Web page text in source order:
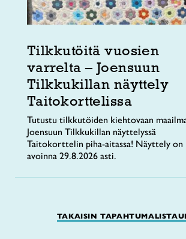
Tilkkutöitä vuosien
varrelta – Joensuun
Tilkkukillan näyttely
Taitokorttelissa
Tutustu tilkkutöiden kiehtovaan
Joensuun Tilkkukillan näyttelyssä
Taitokorttelin piha-aitassa! Näyttely on
avoinna 29.8.2026 asti.
TAKAISIN